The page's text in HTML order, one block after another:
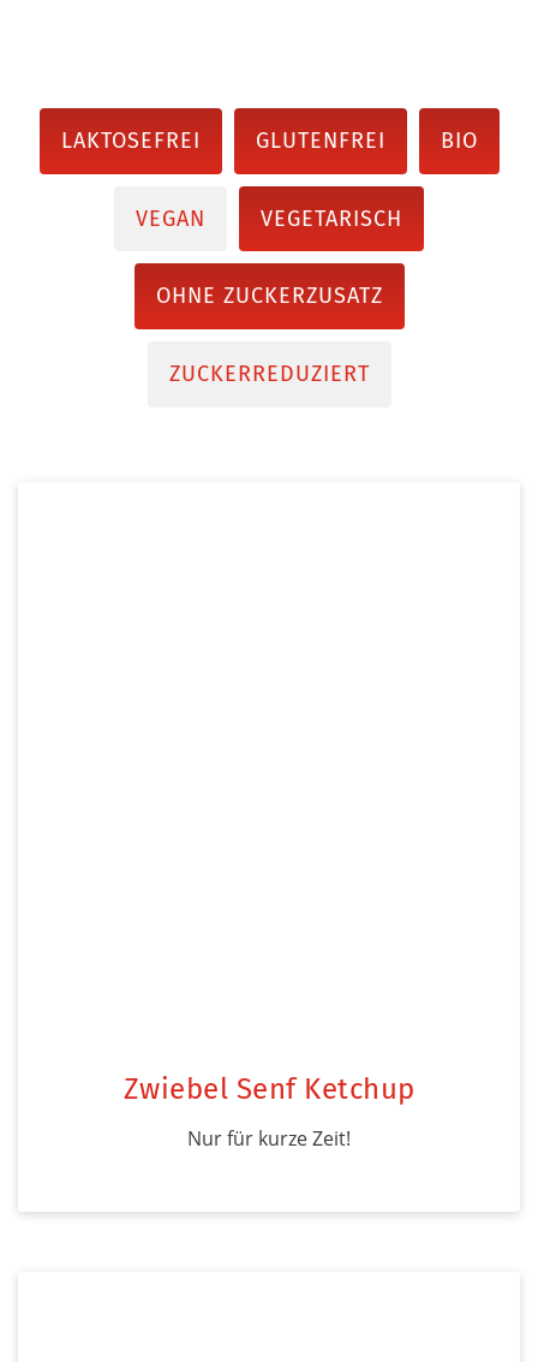
LAKTOSEFREI GLUTENFREI BIO
VEGAN VEGETARISCH
OHNE ZUCKERZUSATZ
ZUCKERREDUZIERT
Zwiebel Senf Ketchup
Nur für kurze Zeit!